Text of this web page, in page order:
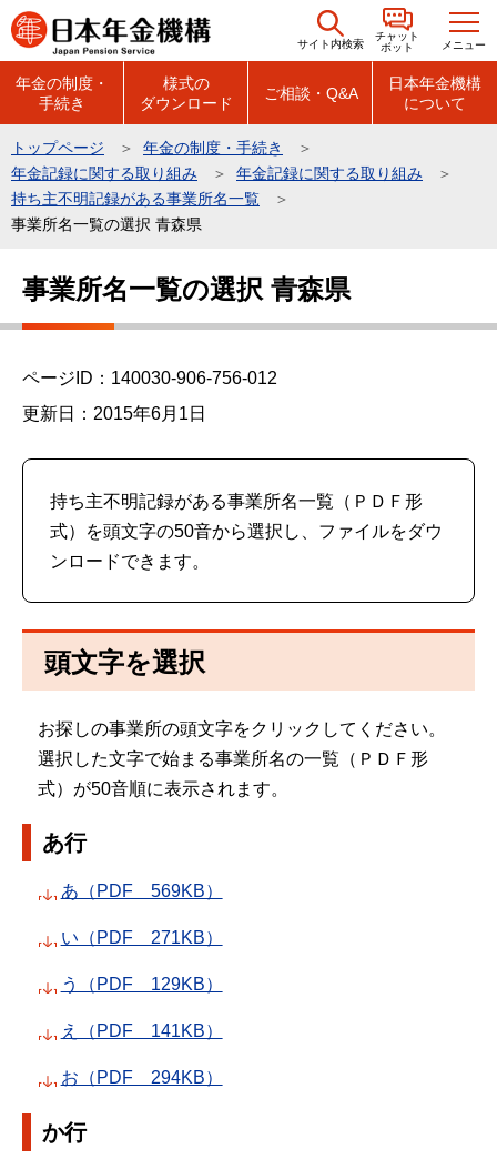
こ
の
の
先
頭
サイト内検索
チャット
ボット
メニュー
年金の制度・
手続き
様式の
ダウンロード
ご相談・Q&A
日本年金機構
について
トップページ
年金の制度・手続き
年金記録に関する取り組み
年金記録に関する取り組み
持ち主不明記録がある事業所名一覧
事業所名一覧の選択 青森県
こ
事業所名一覧の選択 青森県
ページID：140030-906-756-012
更新日：2015年6月1日
持ち主不明記録がある事業所名一覧（ＰＤＦ形
式）を頭文字の50音から選択し、ファイルをダウ
ンロードできます。
頭文字を選択
お探しの事業所の頭文字をクリックしてください。
選択した文字で始まる事業所名の一覧（ＰＤＦ形
式）が50音順に表示されます。
あ行
あ（PDF 569KB）
い（PDF 271KB）
う（PDF 129KB）
え（PDF 141KB）
お（PDF 294KB）
か行